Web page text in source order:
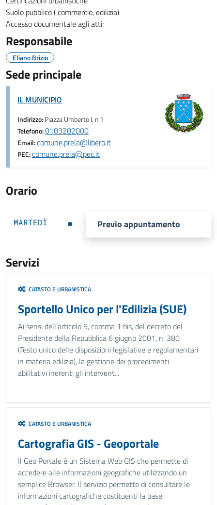
Suolo pubblico ( commercio, edilizia)
Accesso documentale agli atti;
Responsabile
Eliano Brizio
Sede principale
IL MUNICIPIO
Indirizzo:Piazza Umberto I, n.1
Telefono:0183282000
Email:comune.prela@libero.it
PEC:comune.prela@pec.it
Orario
MARTEDÌ Previo appuntamento
Servizi
CATASTO E URBANISTICA
Sportello Unico per l'Edilizia (SUE)
Ai sensi dell’articolo 5, comma 1 bis, del decreto del
Presidente della Repubblica 6 giugno 2001, n. 380
(Testo unico delle disposizioni legislative e regolamentari
in materia edilizia), la gestione dei procedimenti
abilitativi inerenti gli intervent...
CATASTO E URBANISTICA
Cartografia GIS - Geoportale
Il Geo Portale è un Sistema Web GIS che permette di
accedere alle informazioni geografiche utilizzando un
semplice Browser. Il servizio permette di consultare le
informazioni cartografiche costituenti la base